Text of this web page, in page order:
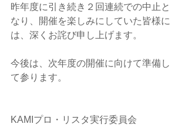
昨年度に引き続き２回連続での中止と
なり、開催を楽しみにしていた皆様に
は、深くお詫び申し上げます。
今後は、次年度の開催に向けて準備し
て参ります。
KAMIプロ・リスタ実行委員会